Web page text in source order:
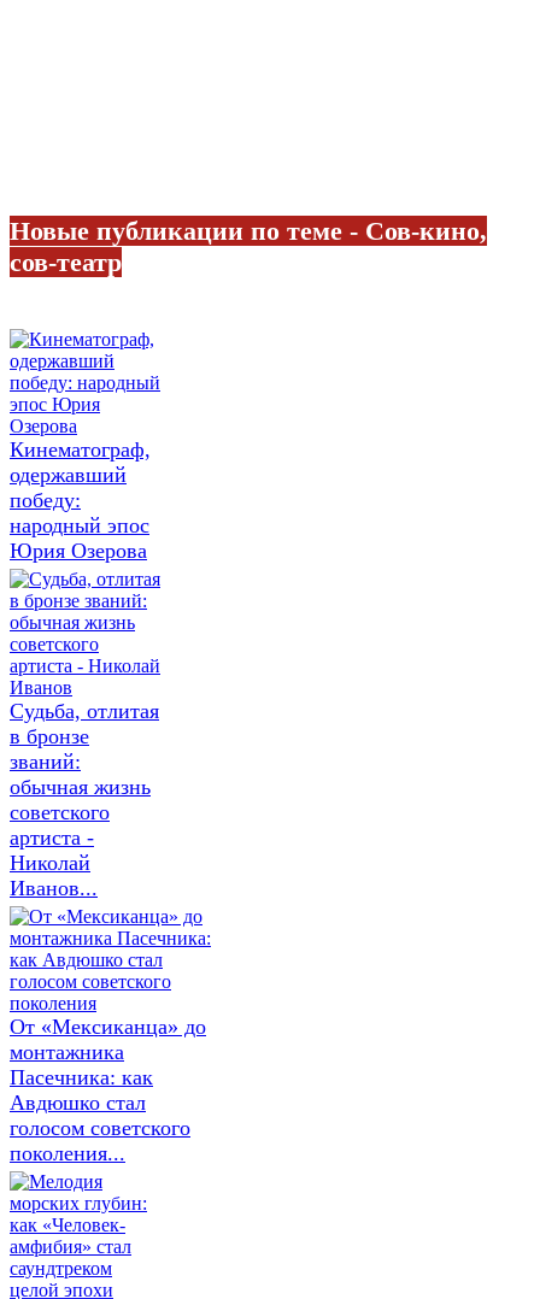
Новые публикации по теме - Сов-кино,
сов-театр
Кинематограф,
одержавший
победу:
народный эпос
Юрия Озерова
Судьба, отлитая
в бронзе
званий:
обычная жизнь
советского
артиста -
Николай
Иванов...
От «Мексиканца» до
монтажника
Пасечника: как
Авдюшко стал
голосом советского
поколения...